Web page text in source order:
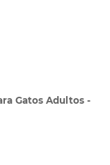
Gatos Adultos -